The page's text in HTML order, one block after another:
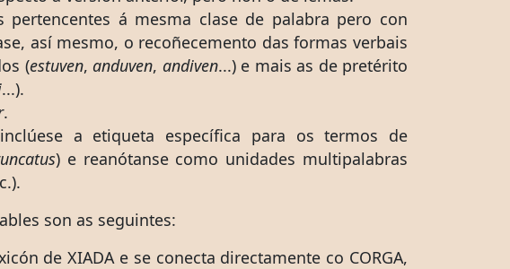
á mesma clase de palabra pero con
así mesmo, o recoñecemento das formas verbais
(estuven,anduven, andiven...) e mais as de pretérito
...).
.
a etiqueta específica para os termos de
) e reanótanse como unidades multipalabras
son as seguintes:
de XIADA e se conecta directamente co CORGA,